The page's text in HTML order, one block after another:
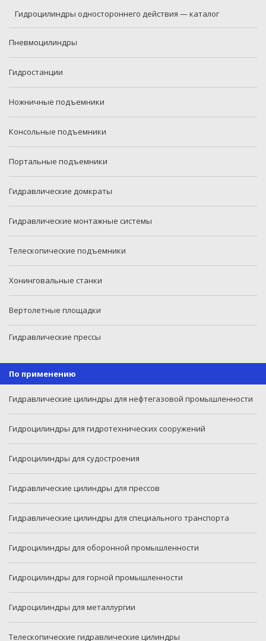
Гидроцилиндры одностороннего действия — каталог
Пневмоцилиндры
Гидростанции
Ножничные подъемники
Консольные подъемники
Портальные подъемники
Гидравлические домкраты
Гидравлические монтажные системы
Телескопические подъемники
Хонинговальные станки
Вертолетные площадки
Гидравлические прессы
По применению
Гидравлические цилиндры для нефтегазовой промышленности
Гидроцилиндры для гидротехнических сооружений
Гидроцилиндры для судостроения
Гидравлические цилиндры для прессов
Гидравлические цилиндры для специального транспорта
Гидроцилиндры для оборонной промышленности
Гидроцилиндры для горной промышленности
Гидроцилиндры для металлургии
Телескопические гидравлические цилиндры